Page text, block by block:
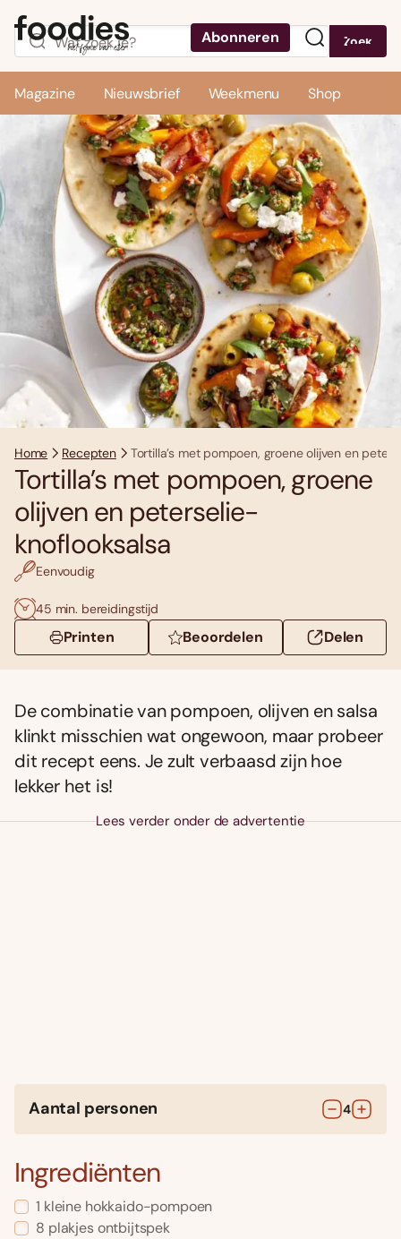
Abonneren Zoek
Magazine Nieuwsbrief Weekmenu Shop
Home Recepten Tortilla’s met pompoen, groene olijven en
Tortilla’s met pompoen, groene
olijven en peterselie-
knoflooksalsa
Eenvoudig
45 min. bereidingstijd
Printen Beoordelen Delen
De combinatie van pompoen, olijven en salsa
klinkt misschien wat ongewoon, maar probeer
dit recept eens. Je zult verbaasd zijn hoe
lekker het is!
Lees verder onder de advertentie
Aantal personen 4
Ingrediënten
1 kleine hokkaido-pompoen
8 plakjes ontbijtspek